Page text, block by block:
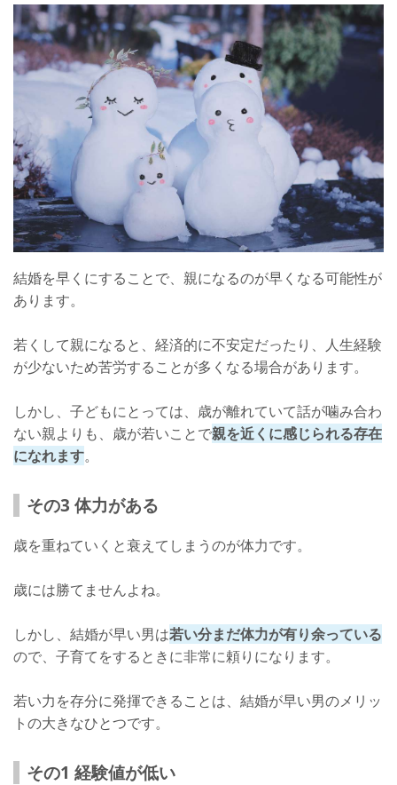
結婚を早くにすることで、親になるのが早くなる可能性が
あります。
若くして親になると、経済的に不安定だったり、人生経験
が少ないため苦労することが多くなる場合があります。
しかし、子どもにとっては、歳が離れていて話が噛み合わ
ない親よりも、歳が若いことで親を近くに感じられる存在
になれます。
その3 体力がある
歳を重ねていくと衰えてしまうのが体力です。
歳には勝てませんよね。
しかし、結婚が早い男は若い分まだ体力が有り余っている
ので、子育てをするときに非常に頼りになります。
若い力を存分に発揮できることは、結婚が早い男のメリッ
トの大きなひとつです。
その1 経験値が低い